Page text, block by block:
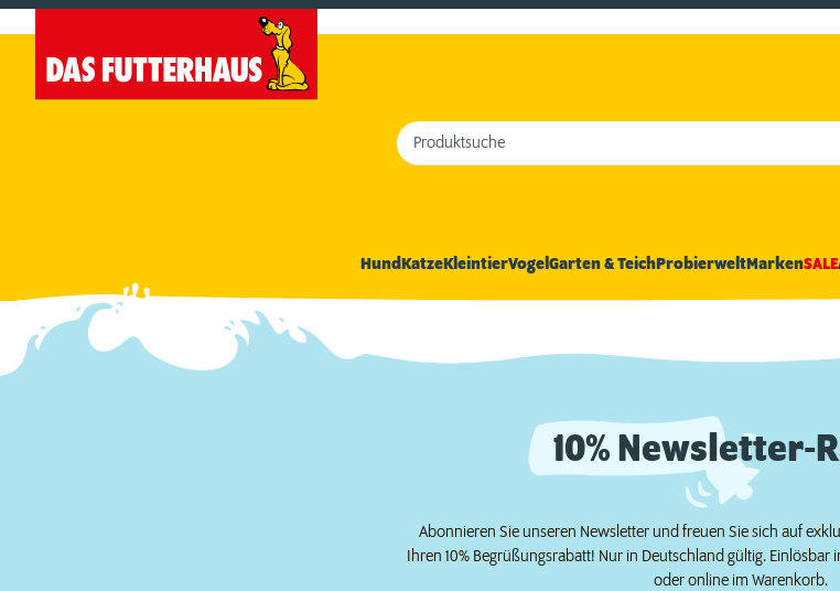
Produktsuche
HundKatzeKleintierVogel Garten & TeichProbierweltMarkenSALE
10% Newsletter-
Abonnieren Sie unseren Newsletter und freuen Sie sich auf
Ihren 10% Begrüßungsrabatt! Nur in Deutschland gültig. Einlösbar
oder online im Warenkorb.